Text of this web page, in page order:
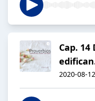
Cap. 14
2020-08-12